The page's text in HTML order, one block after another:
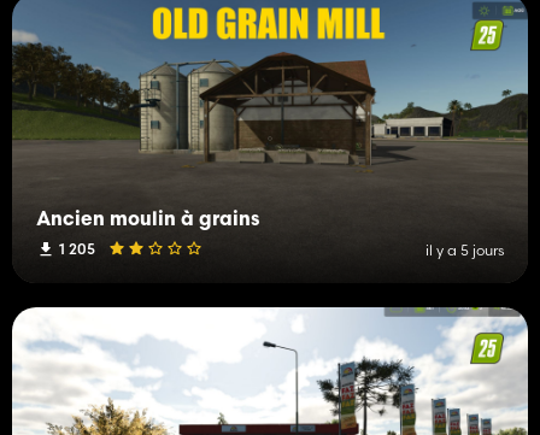
Ancien moulin à grains
1 205 il y a 5 jours